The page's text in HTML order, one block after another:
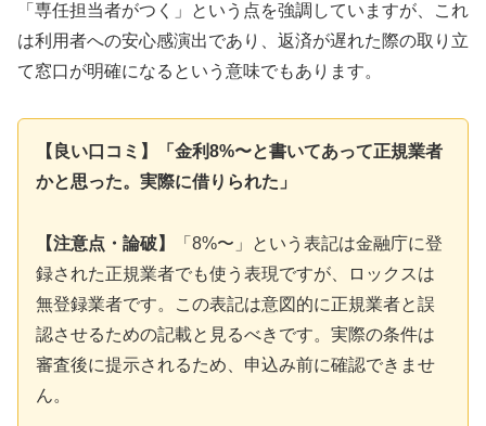
「専任担当者がつく」という点を強調していますが、これ
は利用者への安心感演出であり、返済が遅れた際の取り立
て窓口が明確になるという意味でもあります。
【良い口コミ】「金利8%〜と書いてあって正規業者
かと思った。実際に借りられた」
【注意点・論破】
「8%〜」という表記は金融庁に登
録された正規業者でも使う表現ですが、ロックスは
無登録業者です。この表記は意図的に正規業者と誤
認させるための記載と見るべきです。実際の条件は
審査後に提示されるため、申込み前に確認できませ
ん。